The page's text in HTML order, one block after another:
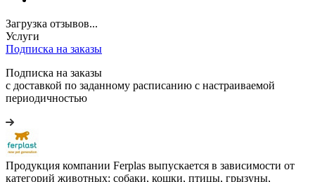
Загрузка отзывов...
Услуги
Подписка на заказы
Подписка на заказы
с доставкой по заданному расписанию с настраиваемой
периодичностью
Продукция компании Ferplas выпускается в зависимости от
категорий животных: собаки, кошки, птицы, грызуны,